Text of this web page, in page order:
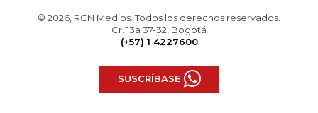
© 2026, RCN Medios. Todos los derechos reservados.
Cr. 13a 37-32, Bogotá
(+57) 1 4227600
SUSCRÍBASE